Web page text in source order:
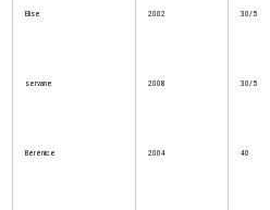
Elise 2002 30/5
servane 2008 30/5
Bérénice 2004 40